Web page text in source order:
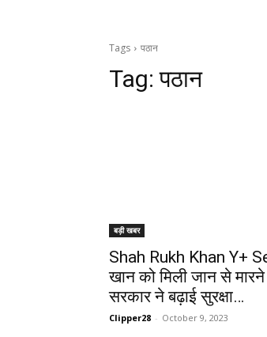
Tags पठान
Tag:पठान
बड़ी खबर
Shah Rukh Khan Y+
खान को मिली जान से
सरकार ने बढ़ाई सुरक्षा…
Clipper28 - October 9, 2023